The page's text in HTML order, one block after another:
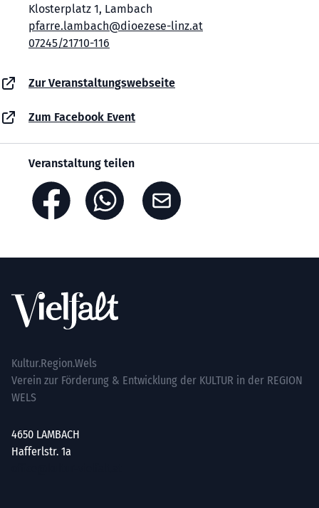
Klosterplatz 1, Lambach
pfarre.lambach@dioezese-linz.at
07245/21710-116
Zur Veranstaltungswebseite
Zum Facebook Event
Veranstaltung teilen
Kultur.Region.Wels
Verein zur Förderung & Entwicklung der KULTUR in der REGION
WELS
4650 LAMBACH
Hafferlstr. 1a